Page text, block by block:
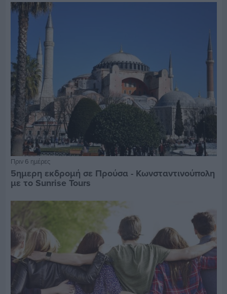
Πριν 6 ημέρες
5ημερη εκδρομή σε Προύσα - Κωνσταντινούπολη
με το Sunrise Tours